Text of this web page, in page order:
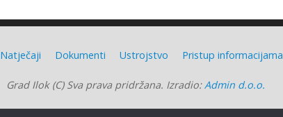
Natječaji Dokumenti Ustrojstvo Pristup informacijama
Grad Ilok (C) Sva prava pridržana. Izradio: Admin d.o.o.